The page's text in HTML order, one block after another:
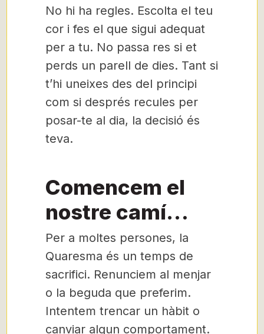
No hi ha regles. Escolta el teu
cor i fes el que sigui adequat
per a tu. No passa res si et
perds un parell de dies. Tant si
t’hi uneixes des del principi
com si després recules per
posar-te al dia, la decisió és
teva.
Comencem el
nostre camí…
Per a moltes persones, la
Quaresma és un temps de
sacrifici. Renunciem al menjar
o la beguda que preferim.
Intentem trencar un hàbit o
canviar algun comportament.